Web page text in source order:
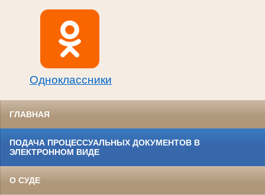
Одноклассники
ГЛАВНАЯ
ПОДАЧА ПРОЦЕССУАЛЬНЫХ ДОКУМЕНТОВ В
ЭЛЕКТРОННОМ ВИДЕ
О СУДЕ